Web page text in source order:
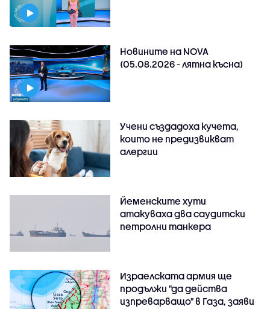
Новините на NOVA
(05.08.2026 - лятна късна)
Учени създадоха кучета,
които не предизвикват
алергии
Йеменските хути
атакуваха два саудитски
петролни танкера
Израелската армия ще
продължи "да действа
изпреварващо" в Газа, заяви